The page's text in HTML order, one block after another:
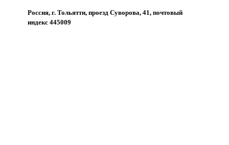
Россия, г. Тольятти, проезд Суворова, 41, почтовый
индекс 445009